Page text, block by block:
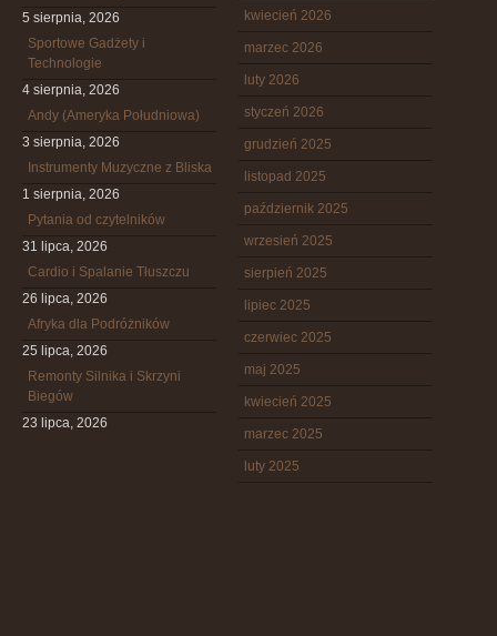
5 sierpnia, 2026
Sportowe Gadżety i
Technologie
4 sierpnia, 2026
Andy (Ameryka Południowa)
3 sierpnia, 2026
Instrumenty Muzyczne z Bliska
1 sierpnia, 2026
Pytania od czytelników
31 lipca, 2026
Cardio i Spalanie Tłuszczu
26 lipca, 2026
Afryka dla Podróżników
25 lipca, 2026
Remonty Silnika i Skrzyni
Biegów
23 lipca, 2026
kwiecień 2026
marzec 2026
luty 2026
styczeń 2026
grudzień 2025
listopad 2025
październik 2025
wrzesień 2025
sierpień 2025
lipiec 2025
czerwiec 2025
maj 2025
kwiecień 2025
marzec 2025
luty 2025